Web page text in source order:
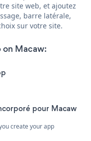
site web, et ajoutez
barre latérale,
sur votre site.
on Macaw:
pour Macaw
create your app